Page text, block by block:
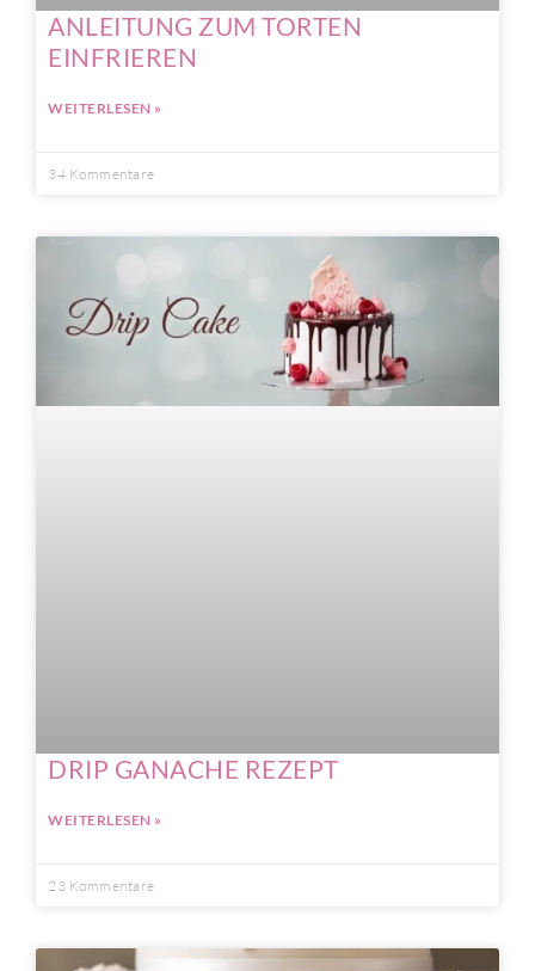
ANLEITUNG ZUM TORTEN
EINFRIEREN
WEITERLESEN »
34 Kommentare
DRIP GANACHE REZEPT
WEITERLESEN »
23 Kommentare